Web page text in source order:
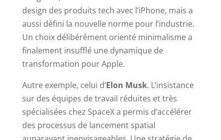
design des produits tech avec l’iPhone, mais a
aussi défini la nouvelle norme pour l’industrie.
Un choix délibérément orienté minimalisme a
finalement insufflé une dynamique de
transformation pour Apple.
Autre exemple, celui d’Elon Musk. L’insistance
sur des équipes de travail réduites et très
spécialisées chez SpaceX a permis d’accélérer
des processus de lancement spatial